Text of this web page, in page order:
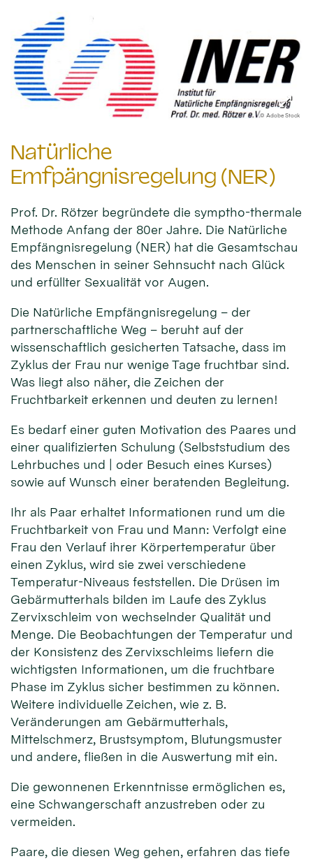
© Adobe Stock
Natürliche
Emfpängnisregelung (NER)
Prof. Dr. Rötzer begründete die symptho-thermale
Methode Anfang der 80er Jahre. Die Natürliche
Empfängnisregelung (NER) hat die Gesamtschau
des Menschen in seiner Sehnsucht nach Glück
und erfüllter Sexualität vor Augen.
Die Natürliche Empfängnisregelung – der
partnerschaftliche Weg – beruht auf der
wissenschaftlich gesicherten Tatsache, dass im
Zyklus der Frau nur wenige Tage fruchtbar sind.
Was liegt also näher, die Zeichen der
Fruchtbarkeit erkennen und deuten zu lernen!
Es bedarf einer guten Motivation des Paares und
einer qualifizierten Schulung (Selbststudium des
Lehrbuches und | oder Besuch eines Kurses)
sowie auf Wunsch einer beratenden Begleitung.
Ihr als Paar erhaltet Informationen rund um die
Fruchtbarkeit von Frau und Mann: Verfolgt eine
Frau den Verlauf ihrer Körpertemperatur über
einen Zyklus, wird sie zwei verschiedene
Temperatur-Niveaus feststellen. Die Drüsen im
Gebärmutterhals bilden im Laufe des Zyklus
Zervixschleim von wechselnder Qualität und
Menge. Die Beobachtungen der Temperatur und
der Konsistenz des Zervixschleims liefern die
wichtigsten Informationen, um die fruchtbare
Phase im Zyklus sicher bestimmen zu können.
Weitere individuelle Zeichen, wie z. B.
Veränderungen am Gebärmutterhals,
Mittelschmerz, Brustsymptom, Blutungsmuster
und andere, fließen in die Auswertung mit ein.
Die gewonnenen Erkenntnisse ermöglichen es,
eine Schwangerschaft anzustreben oder zu
vermeiden.
Paare, die diesen Weg gehen, erfahren das tiefe